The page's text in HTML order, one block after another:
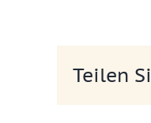
Teilen